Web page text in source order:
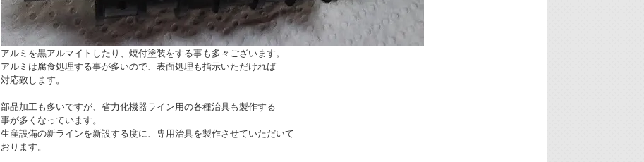
アルミを黒アルマイトしたり、焼付塗装をする事も多々ございます。
アルミは腐食処理する事が多いので、表面処理も指示いただければ
対応致します。
部品加工も多いですが、省力化機器ライン用の各種治具も製作する
事が多くなっています。
生産設備の新ラインを新設する度に、専用治具を製作させていただいて
おります。